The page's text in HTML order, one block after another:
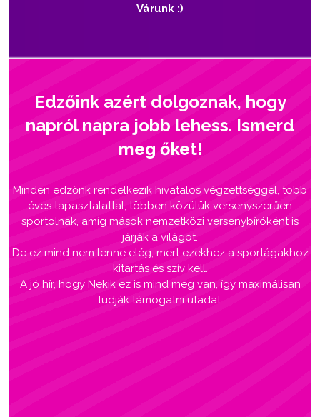
Várunk :)
Edzőink azért dolgoznak, hogy
napról napra jobb lehess. Ismerd
meg őket!
Minden edzőnk rendelkezik hivatalos végzettséggel, több
éves tapasztalattal, többen közülük versenyszerűen
sportolnak, amíg mások nemzetközi versenybíróként is
járják a világot.
De ez mind nem lenne elég, mert ezekhez a sportágakhoz
kitartás és szív kell.
A jó hír, hogy Nekik ez is mind meg van, így maximálisan
tudják támogatni utadat.